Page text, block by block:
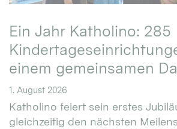
Ein Jahr Katholino: 285
einem gemeinsamen
1. August 2026
Katholino feiert sein erstes
gleichzeitig den nächsten